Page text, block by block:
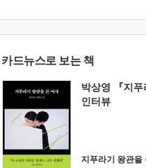
카드뉴스로 보는 책
박상영 『지
인터뷰
지푸라기 왕관을